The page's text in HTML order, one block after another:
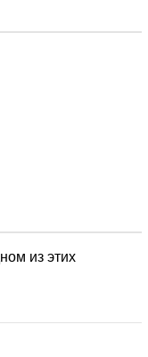
из этих